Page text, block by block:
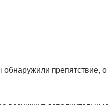
препятствие, о